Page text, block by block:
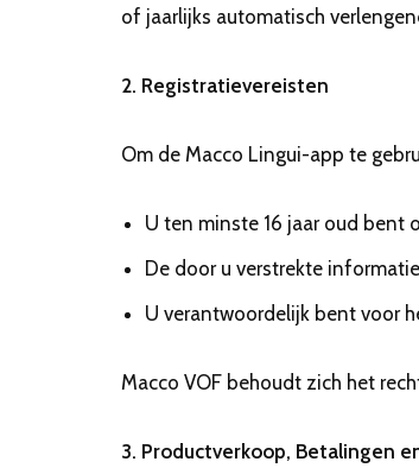
of jaarlijks automatisch
2. Registratievereisten
Om de Macco Lingui-app te
U ten minste 16 jaar oud bent
De door u verstrekte
U verantwoordelijk bent voor
Macco VOF behoudt zich het
3. Productverkoop, Betalingen